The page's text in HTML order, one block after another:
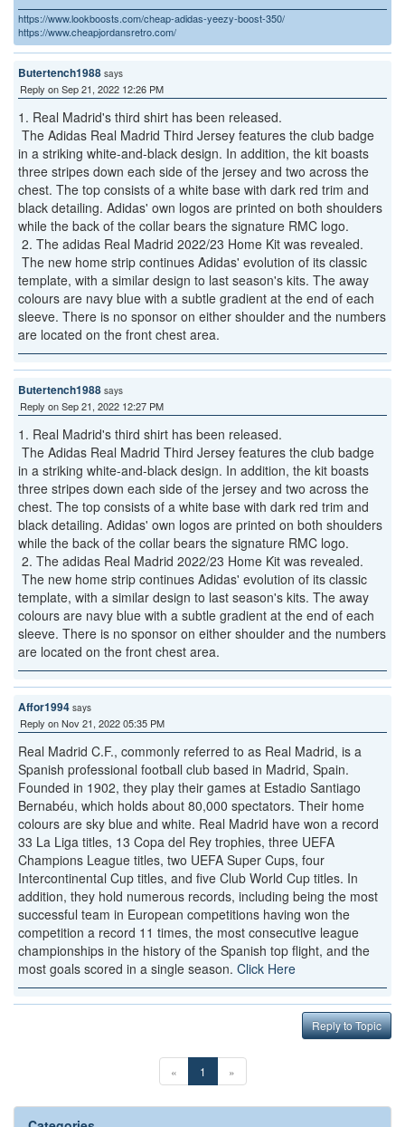
https://www.lookboosts.com/cheap-adidas-yeezy-boost-350/
https://www.cheapjordansretro.com/
Butertench1988 says
Reply on Sep 21, 2022 12:26 PM
1. Real Madrid's third shirt has been released.
The Adidas Real Madrid Third Jersey features the club badge
in a striking white-and-black design. In addition, the kit boasts
three stripes down each side of the jersey and two across the
chest. The top consists of a white base with dark red trim and
black detailing. Adidas' own logos are printed on both shoulders
while the back of the collar bears the signature RMC logo.
2. The adidas Real Madrid 2022/23 Home Kit was revealed.
The new home strip continues Adidas' evolution of its classic
template, with a similar design to last season's kits. The away
colours are navy blue with a subtle gradient at the end of each
sleeve. There is no sponsor on either shoulder and the numbers
are located on the front chest area.
Butertench1988 says
Reply on Sep 21, 2022 12:27 PM
1. Real Madrid's third shirt has been released.
The Adidas Real Madrid Third Jersey features the club badge
in a striking white-and-black design. In addition, the kit boasts
three stripes down each side of the jersey and two across the
chest. The top consists of a white base with dark red trim and
black detailing. Adidas' own logos are printed on both shoulders
while the back of the collar bears the signature RMC logo.
2. The adidas Real Madrid 2022/23 Home Kit was revealed.
The new home strip continues Adidas' evolution of its classic
template, with a similar design to last season's kits. The away
colours are navy blue with a subtle gradient at the end of each
sleeve. There is no sponsor on either shoulder and the numbers
are located on the front chest area.
Affor1994 says
Reply on Nov 21, 2022 05:35 PM
Real Madrid C.F., commonly referred to as Real Madrid, is a
Spanish professional football club based in Madrid, Spain.
Founded in 1902, they play their games at Estadio Santiago
Bernabéu, which holds about 80,000 spectators. Their home
colours are sky blue and white. Real Madrid have won a record
33 La Liga titles, 13 Copa del Rey trophies, three UEFA
Champions League titles, two UEFA Super Cups, four
Intercontinental Cup titles, and five Club World Cup titles. In
addition, they hold numerous records, including being the most
successful team in European competitions having won the
competition a record 11 times, the most consecutive league
championships in the history of the Spanish top flight, and the
most goals scored in a single season. Click Here
Reply to Topic
« 1 »